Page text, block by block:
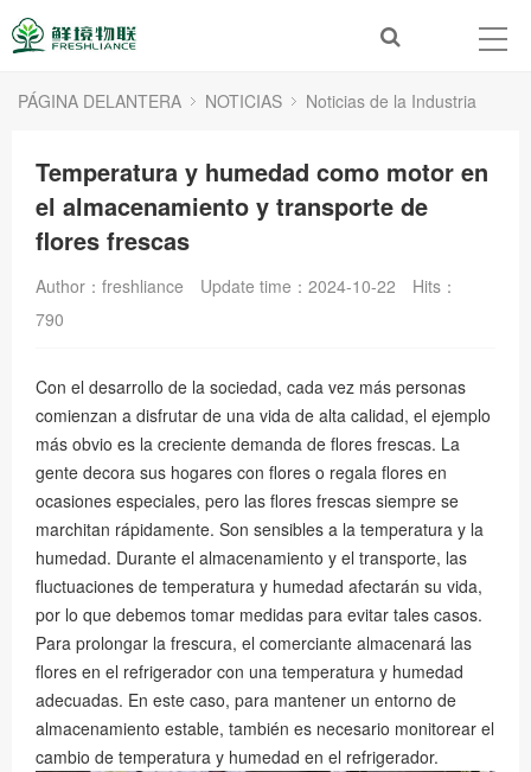
PÁGINA DELANTERA NOTICIAS Noticias de la Industria
Temperatura y humedad como motor en
el almacenamiento y transporte de
flores frescas
Author：freshliance Update time：2024-10-22
Hits：
790
Con el desarrollo de la sociedad, cada vez más personas
comienzan a disfrutar de una vida de alta calidad, el ejemplo
más obvio es la creciente demanda de flores frescas. La
gente decora sus hogares con flores o regala flores en
ocasiones especiales, pero las flores frescas siempre se
marchitan rápidamente. Son sensibles a la temperatura y la
humedad. Durante el almacenamiento y el transporte, las
fluctuaciones de temperatura y humedad afectarán su vida,
por lo que debemos tomar medidas para evitar tales casos.
Para prolongar la frescura, el comerciante almacenará las
flores en el refrigerador con una temperatura y humedad
adecuadas. En este caso, para mantener un entorno de
almacenamiento estable, también es necesario monitorear el
cambio de temperatura y humedad en el refrigerador.